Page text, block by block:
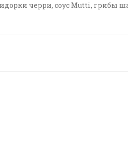
чеpри, соус Mutti, грибы